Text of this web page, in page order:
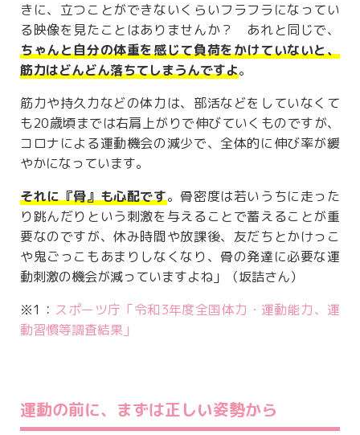
きに、立つことができないくらいフラフラになってい
る映像を見たことはありませんか？ あれと同じで、
ちゃんと自分の体重を感じて負荷をかけていないと、
筋力はどんどん落ちてしまうんですよ。
筋力や持久力などの体力は、部活などをしていなくて
も20歳頃までは右肩上がりで伸びていくものですが、
コロナによる運動機会の減少で、全体的に伸び率が緩
やかになっています。
それに『骨』も心配です。骨密度は若いうちに走った
り跳んだりという刺激を与えることで蓄えることが重
要なのですが、休み時間や放課後、友だちとかけっこ
や鬼ごっこもあまりしなくなり、骨の発達に必要な運
動刺激の機会が減っていますよね」（坂詰さん）
※1： スポーツ庁「令和3年度全国体力・運動能力、運
動習慣等調査結果」
運動の前に、まずは正しい姿勢から